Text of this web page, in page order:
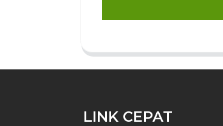
LINK CEPAT